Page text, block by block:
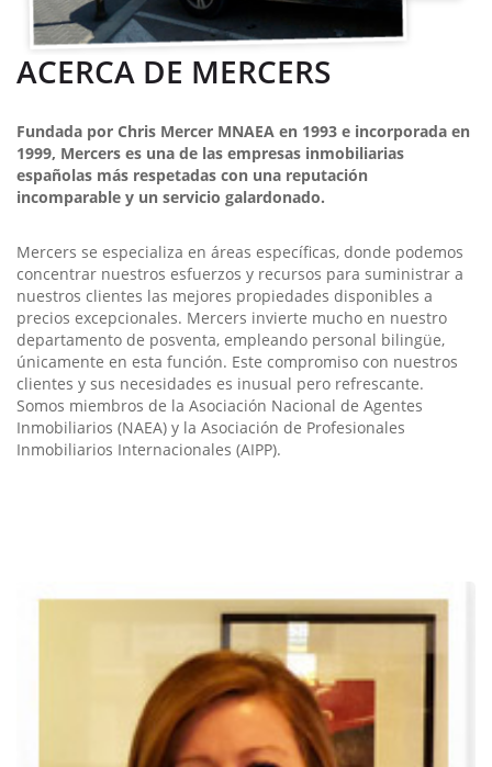
ACERCA DE MERCERS
Fundada por Chris Mercer MNAEA en 1993 e incorporada en
1999, Mercers es una de las empresas inmobiliarias
españolas más respetadas con una reputación
incomparable y un servicio galardonado.
Mercers se especializa en áreas específicas, donde podemos
concentrar nuestros esfuerzos y recursos para suministrar a
nuestros clientes las mejores propiedades disponibles a
precios excepcionales. Mercers invierte mucho en nuestro
departamento de posventa, empleando personal bilingüe,
únicamente en esta función. Este compromiso con nuestros
clientes y sus necesidades es inusual pero refrescante.
Somos miembros de la Asociación Nacional de Agentes
Inmobiliarios (NAEA) y la Asociación de Profesionales
Inmobiliarios Internacionales (AIPP).